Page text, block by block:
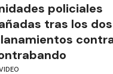
policiales
tras los dos